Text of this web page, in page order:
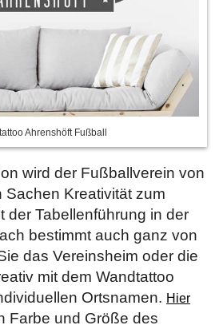
Ahrenshöft Fußball
wird der Fußballverein von
Sachen Kreativität zum
der Tabellenführung in der
bestimmt auch ganz von
das Vereinsheim oder die
mit dem Wandtattoo
Ortsnamen. Hier
Farbe und Größe des